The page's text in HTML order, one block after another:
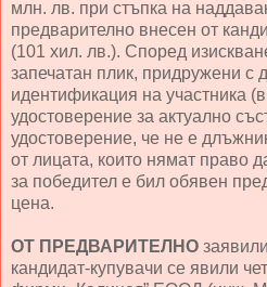
млн. лв. при стъпка на
предварително внесен от
(101 хил. лв.). Според
запечатан плик, придружени с
идентификация на участника
удостоверение за актуално
удостоверение, че не е
от лицата, които нямат право
за победител е бил обявен
цена.
ОТ ПРЕДВАРИТЕЛНО
кандидат-купувачи се явили